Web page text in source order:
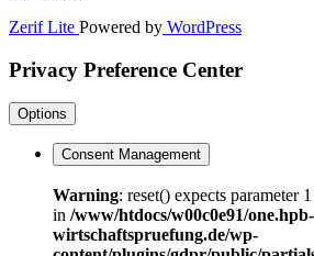
Zerif Lite Powered by WordPress
Privacy Preference Center
Options
Consent Management
Warning: reset() expects parameter
in /www/htdocs/w00c0e91/one.hpb-
wirtschaftspruefung.de/wp-